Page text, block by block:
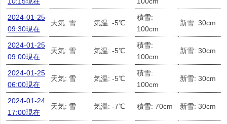
2024-01-25
09:30現在
天気: 雪 気温: -5℃
積雪:
100cm
新雪: 30cm
2024-01-25
09:00現在
天気: 雪 気温: -5℃
積雪:
100cm
新雪: 30cm
2024-01-25
06:00現在
天気: 雪 気温: -5℃
積雪:
100cm
新雪: 30cm
2024-01-24
17:00現在
天気: 雪 気温: -7℃ 積雪: 70cm 新雪: 30cm